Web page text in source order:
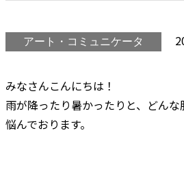
アート・コミュニケータ
みなさんこんにちは！
雨が降ったり暑かったりと、どん
悩んでおります。